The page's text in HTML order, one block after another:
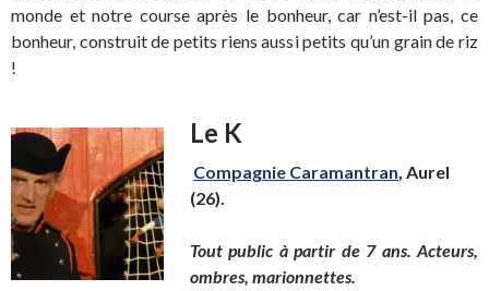
monde et notre course après le bonheur, car n’est-il pas, ce
bonheur, construit de petits riens aussi petits qu’un grain de riz
!
Le K
Compagnie Caramantran , Aurel
(26).
Tout public à partir de 7 ans. Acteurs,
ombres, marionnettes.